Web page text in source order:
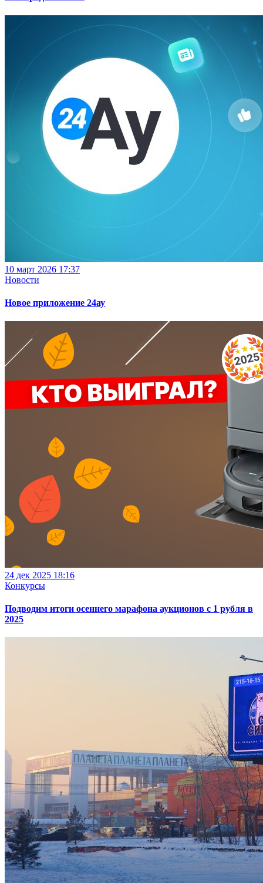
10 март 2026 17:37
Новости
Новое приложение 24ау
24 дек 2025 18:16
Конкурсы
Подводим итоги осеннего марафона аукционов с 1 рубля в
2025